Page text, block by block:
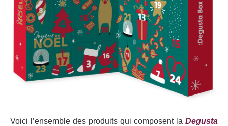
Voici l’ensemble des produits qui composent la Degusta